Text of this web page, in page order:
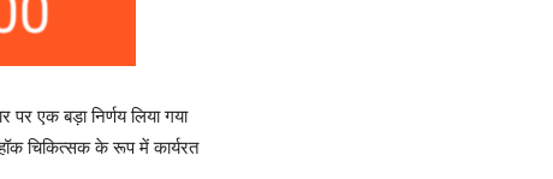
एक बड़ा निर्णय लिया गया
चिकित्सक के रूप में कार्यरत